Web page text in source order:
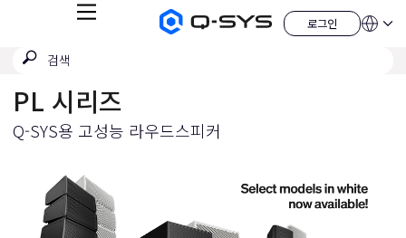
Q-
홈
페
메
로그인
로
그
언
QSYS.com (English)
Deutsch
Español
Français
한국어
China (中文)
검
제
출
PL 시리즈
Q-SYS용 고성능 라우드스피커